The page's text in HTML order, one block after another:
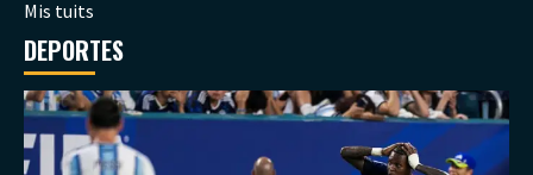
Mis tuits
DEPORTES